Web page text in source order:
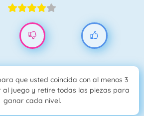
que usted coincida con al menos 3
al juego y retire todas las piezas para
ganar cada nivel.